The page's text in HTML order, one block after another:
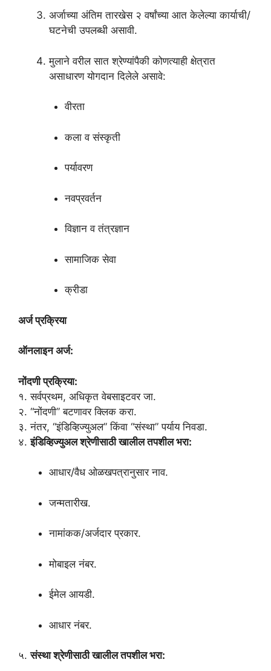
अर्जाच्या अंतिम तारखेस २ वर्षांच्या आत केलेल्या कार्याची/
घटनेची उपलब्धी असावी.
मुलाने वरील सात श्रेण्यांपैकी कोणत्याही क्षेत्रात
असाधारण योगदान दिलेले असावे:
वीरता
कला व संस्कृती
पर्यावरण
नवप्रवर्तन
विज्ञान व तंत्रज्ञान
सामाजिक सेवा
क्रीडा
अर्ज प्रक्रिया
ऑनलाइन अर्ज:
नोंदणी प्रक्रिया:
१. सर्वप्रथम, अधिकृत वेबसाइटवर जा.
२. “नोंदणी” बटणावर क्लिक करा.
३. नंतर, “इंडिव्हिज्युअल” किंवा “संस्था” पर्याय निवडा.
४.इंडिव्हिज्युअल श्रेणीसाठी खालील तपशील भरा:
आधार/वैध ओळखपत्रानुसार नाव.
जन्मतारीख.
नामांकक/अर्जदार प्रकार.
मोबाइल नंबर.
ईमेल आयडी.
आधार नंबर.
५.संस्था श्रेणीसाठी खालील तपशील भरा: